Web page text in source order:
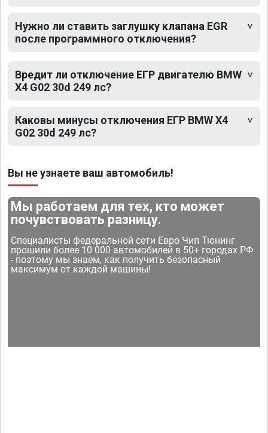
Нужно ли ставить заглушку клапана EGR
после программного отключения?
Вредит ли отключение ЕГР двигателю BMW
X4 G02 30d 249 лс?
Каковы минусы отключения ЕГР BMW X4
G02 30d 249 лс?
Вы не узнаете ваш автомобиль!
Мы работаем для тех, кто может
почувствовать разницу.
Специалисты федеральной сети Евро Чип Тюнинг
прошили более 10 000 автомобилей в 50+ городах РФ
- поэтому мы знаем, как получить безопасный
максимум от каждой машины!